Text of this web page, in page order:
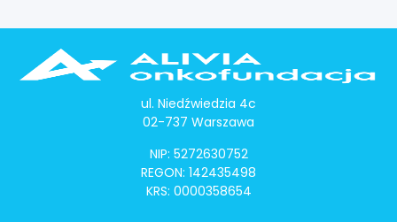
ul. Niedźwiedzia 4c
02-737 Warszawa
NIP: 5272630752
REGON: 142435498
KRS: 0000358654